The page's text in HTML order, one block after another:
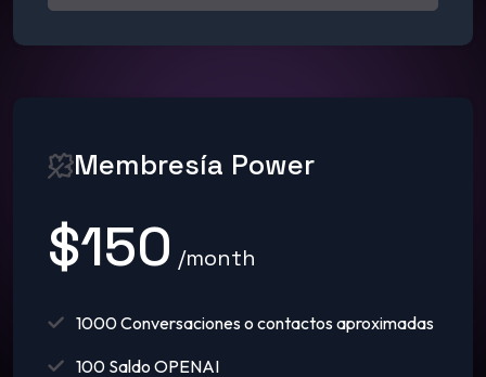
Membresía Power
$150 /month
1000 Conversaciones o contactos aproximadas
100 Saldo OPENAI